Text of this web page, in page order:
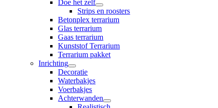
Doe het zelf
Strips en roosters
Betonplex terrarium
Glas terrarium
Gaas terrarium
Kunststof Terrarium
Terrarium pakket
Inrichting
Decoratie
Waterbakjes
Voerbakjes
Achterwanden